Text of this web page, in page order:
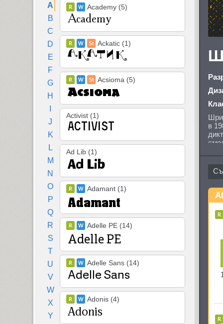
A
B
C
D
E
F
G
H
J
K
L
M
N
O
P
Q
R
S
T
U
V
W
X
Y
Academy (5)
Ackatic (1)
Acsioma (5)
Activist (1)
Ad Lib (1)
Adamant (1)
Adelle PE (14)
Adelle Sans (14)
Adonis (4)
в